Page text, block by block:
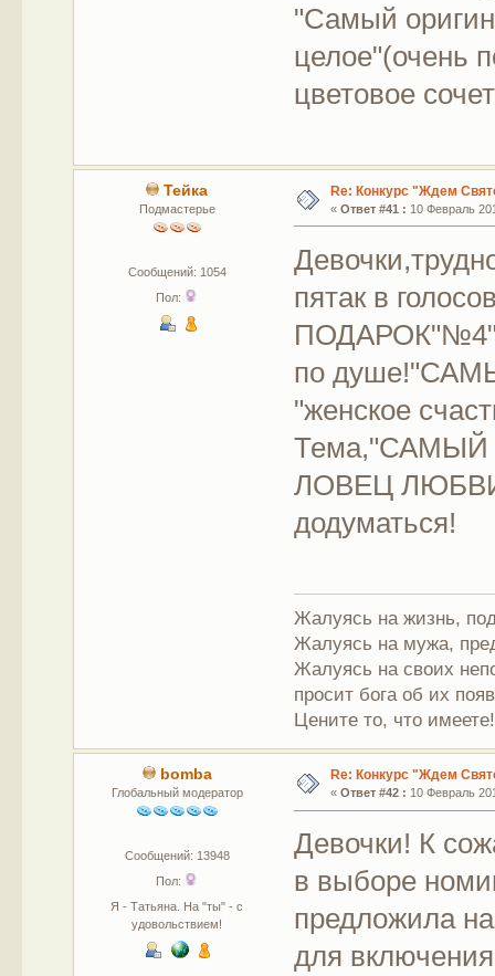
"Самый
целое"(очень
цветовое
Тейка
Подмастерье
Сообщений: 1054
Пол:
Re: Конкурс "Ждем
« Ответ #41 : 10 Февраль
пятак в
по
"женское
ЛОВЕЦ
додуматься!
Жалуясь на жизнь,
Жалуясь на мужа,
Жалуясь на своих
просит бога об их
Цените то, что имеете!
bomba
Глобальный модератор
Сообщений: 13948
Пол:
Я - Татьяна. На "ты" - с
удовольствием!
Re: Конкурс "Ждем
« Ответ #42 : 10 Февраль
Девочки! К
в выборе
предложила
для